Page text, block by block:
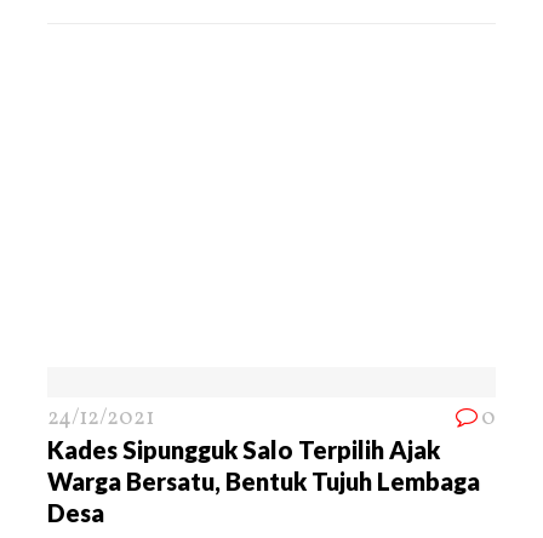
24/12/2021 0
Kades Sipungguk Salo Terpilih Ajak
Warga Bersatu, Bentuk Tujuh Lembaga
Desa